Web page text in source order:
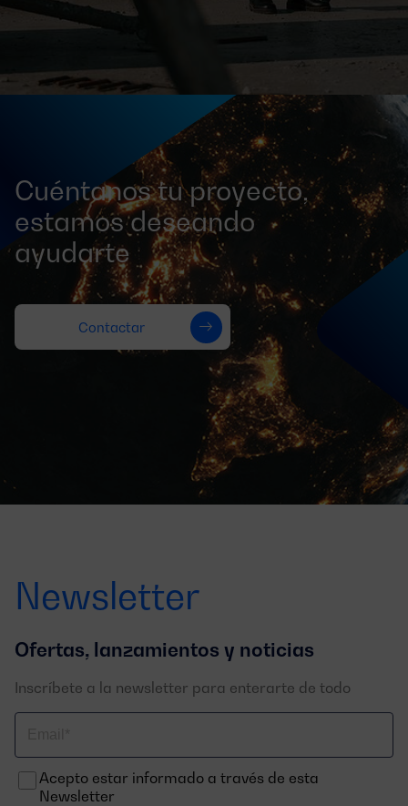
Cuéntanos tu proyecto,
estamos deseando
ayudarte
Contactar
Newsletter
Ofertas, lanzamientos y noticias
Inscríbete a la newsletter para enterarte de todo
electrónico
Acepto estar informado a través de esta
Newsletter